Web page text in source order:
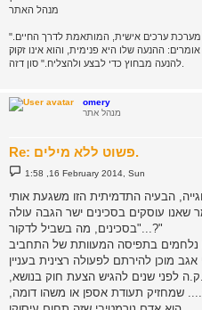
מנהל האתר
"מנהיגות, פירושה קודם כל, ניהול החיים על פי מערכת ערכים אישית, המותאמת לדרך החיים.
ההנעה שלו היא פנימית, והוא אינו זקוק
omery
מנהל אתר
Re: פשוט ללא מילים.
P
o
t
1:58 ,16 February 2014, Sun
שאנו עוסקים בסכינים ישר הגבה עולה
"בסכינים, מה בשביל לדקור...?"
נלחמים בתפיסה המעוותת של התחביב
לפני שנים להגיש הצעת חוק בנושא,
שמחזיק תעודת אספן או משהו דומה,